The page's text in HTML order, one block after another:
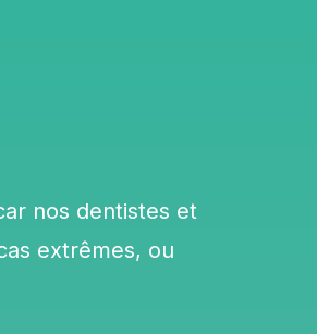
nos dentistes et
extrêmes, ou